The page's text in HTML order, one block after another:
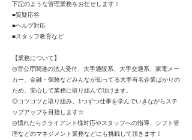
下記のような管理業務をお任せします！
■質疑応答
■ヘルプ対応
■スタッフ教育など
【業務について】
◎官公庁関連の法人受付、大手通販系、大手交通系、家電メー
カー、金融・保険などみんなが知ってる大手有名企業ばかりの
ため、安心して業務に取り組んで頂けます。
◎コツコツと取り組み、1つずつ仕事を学んでいきながらステ
ップアップを目指します☆
◎慣れたらクライアント様対応やスタッフへの指導、シフト管
理などのマネジメント業務などにも挑戦して頂きます！